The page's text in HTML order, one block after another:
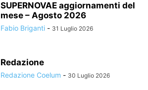
SUPERNOVAE aggiornamenti del
mese – Agosto 2026
Fabio Briganti - 31 Luglio 2026
Redazione
Redazione Coelum - 30 Luglio 2026